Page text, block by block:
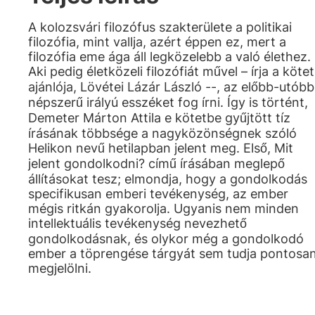
A kolozsvári filozófus szakterülete a politikai
filozófia, mint vallja, azért éppen ez, mert a
filozófia eme ága áll legközelebb a való élethez.
Aki pedig életközeli filozófiát művel – írja a kötet
ajánlója, Lövétei Lázár László --, az előbb-utóbb
népszerű irályú esszéket fog írni. Így is történt,
Demeter Márton Attila e kötetbe gyűjtött tíz
írásának többsége a nagyközönségnek szóló
Helikon nevű hetilapban jelent meg. Első, Mit
jelent gondolkodni? című írásában meglepő
állításokat tesz; elmondja, hogy a gondolkodás
specifikusan emberi tevékenység, az ember
mégis ritkán gyakorolja. Ugyanis nem minden
intellektuális tevékenység nevezhető
gondolkodásnak, és olykor még a gondolkodó
ember a töprengése tárgyát sem tudja
megjelölni.